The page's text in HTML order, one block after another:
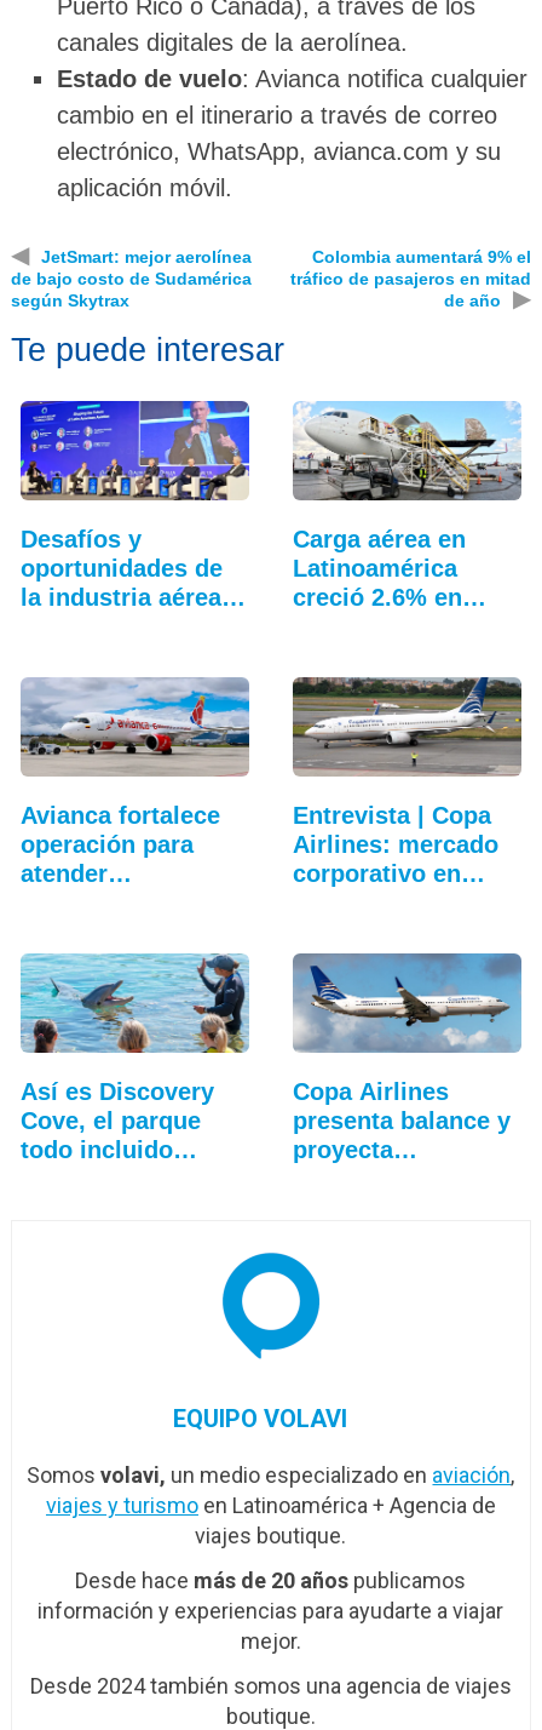
Puerto Rico o Canadá), a través de los
canales digitales de la aerolínea.
Estado de vuelo: Avianca notifica cualquier
cambio en el itinerario a través de correo
electrónico, WhatsApp, avianca.com y su
aplicación móvil.
◀
JetSmart: mejor aerolínea
de bajo costo de Sudamérica
según Skytrax
Colombia aumentará 9% el
tráfico de pasajeros en mitad
de año
▶
Te puede interesar
Desafíos y
oportunidades de
la industria aérea
Carga aérea en
Latinoamérica
creció 2.6% en
Avianca fortalece
operación para
atender
Entrevista | Copa
Airlines: mercado
corporativo en…
Así es Discovery
Cove, el parque
todo incluido
Copa Airlines
presenta balance y
proyecta
EQUIPO VOLAVI
Somosvolavi, un medio especializado en aviación,
viajes y turismoen Latinoamérica + Agencia de
viajes boutique.
Desde hace más de 20 años publicamos
información y experiencias para ayudarte a viajar
mejor.
Desde 2024 también somos una agencia de viajes
boutique.